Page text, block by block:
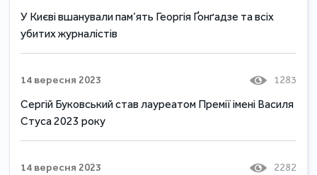
У Києві вшанували пам’ять Георгія Ґонґадзе та всіх
убитих журналістів
14 вересня 2023 1283
Сергій Буковський став лауреатом Премії імені Василя
Стуса 2023 року
14 вересня 2023 2282